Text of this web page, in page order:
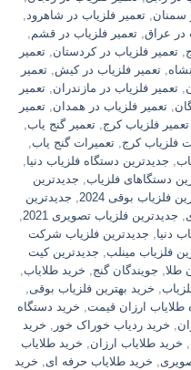
سمنان,تعمیر فلزیاب در شاهرود,
در عراق,تعمیر فلزیاب در قشم,
,تعمیر فلزیاب در کردستان,تعمیر
, تعمیر فلزیاب در کیش, تعمیر
, تعمیر فلزیاب در مازندران, تعمیر
, تعمیر فلزیاب در همدان, تعمیر
تعمیر فلزیاب کرج, تعمیر گنج یاب,
فلزیاب کرج,تعمیرات گنج یاب,
, جدیدترین دستگاه فلزیاب دنیا,
دستگاهای فلزیاب, جدیدترین
فلزیاب بوقی 2024 , جدیدترین
, جدیدترین فلزیاب تصویری 2021
,
دنیا, جدیدترین فلزیاب شرکت
فلزیاب مینلب, جدیدترین کیت
طلا, جویندگان گنج, خريد طلاياب,
, خرید بهترین فلزیاب بوقی,
طلایاب ارزان قیمت, خرید دستگاه
, خرید ردیاب خوراک خور , خرید
, خرید طلایاب ارزان, خرید طلایاب
, خرید طلایاب حرفه ای, خرید